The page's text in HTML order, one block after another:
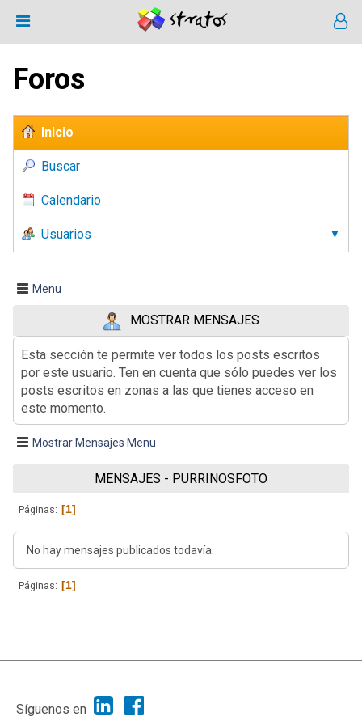
Foros
Inicio
Buscar
Calendario
Usuarios
Menu
MOSTRAR MENSAJES
Esta sección te permite ver todos los posts escritos
por este usuario. Ten en cuenta que sólo puedes ver los
posts escritos en zonas a las que tienes acceso en
este momento.
Mostrar Mensajes Menu
MENSAJES - PURRINOSFOTO
Páginas 1
No hay mensajes publicados todavía.
Páginas 1
|
Síguenos en